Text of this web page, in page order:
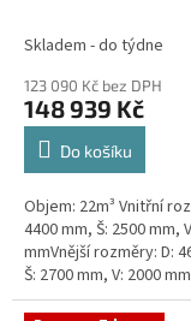
Skladem - do týdne
123 090 Kč bez DPH
148 939 Kč
Do košíku
Objem: 22m³ Vnitřní
4400 mm, Š: 2500 mm,
mmVnější rozměry: D:
Š: 2700 mm, V: 2000
komínek Běžná doba